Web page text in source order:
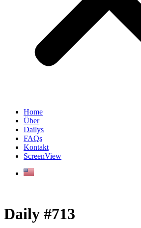
Home
Über
Dailys
FAQs
Kontakt
ScreenView
Daily #713